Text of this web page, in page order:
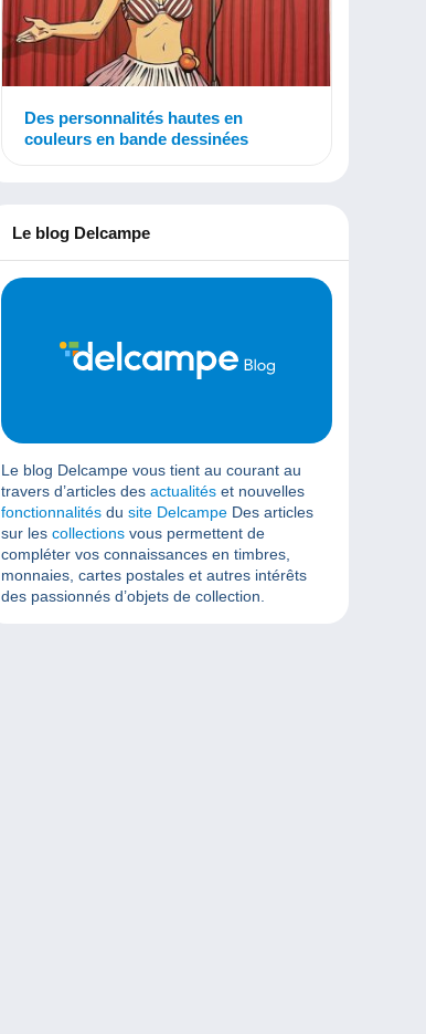
Des personnalités hautes en
couleurs en bande dessinées
Le blog Delcampe
Le blog Delcampe vous tient au courant au
travers d’articles des actualités et nouvelles
fonctionnalités du site Delcampe Des articles
sur les collections vous permettent de
compléter vos connaissances en timbres,
monnaies, cartes postales et autres intérêts
des passionnés d’objets de collection.